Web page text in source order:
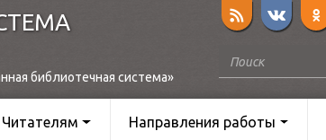
библиотечная система»
Читателям Направления работы